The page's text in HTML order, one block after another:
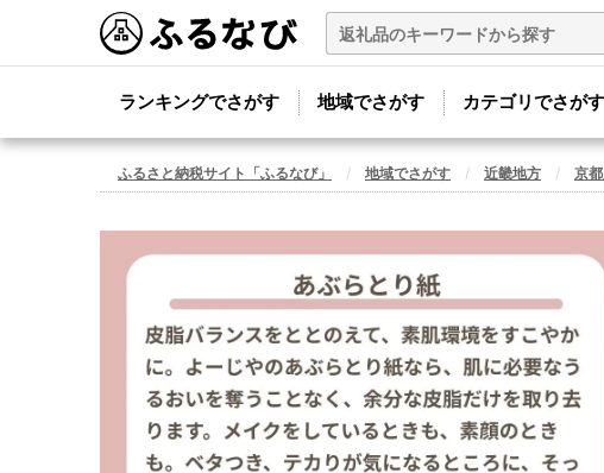
ランキングでさがす 地域でさがす カテゴリでさがす
ふるさと納税サイト「ふるなび」 地域でさがす 近畿地方 京